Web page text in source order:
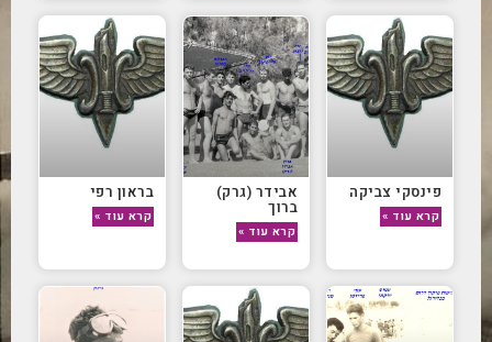
פינסקי צביקה
קרא עוד »
אבידר (גרק)
ברוך
קרא עוד »
בראון רפי
קרא עוד »